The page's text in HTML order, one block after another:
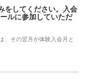
してください。入会
ルに参加していただ
その翌月が体験入会月と